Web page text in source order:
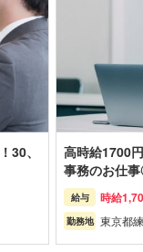
30、
高時給1700
事務のお仕
給与 時給
勤務地 東京都